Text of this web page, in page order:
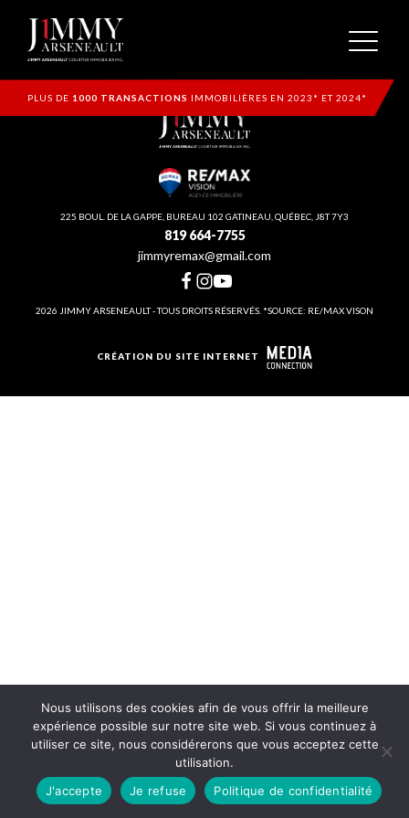
PLUS DE 1000 TRANSACTIONS IMMOBILIÈRES EN 2023* ET 2024*
225 BOUL. DE LA GAPPE, BUREAU 102 GATINEAU, QUÉBEC, J8T 7Y3
819 664-7755
jimmyremax@gmail.com
2026 JIMMY ARSENEAULT - TOUS DROITS RÉSERVÉS. *SOURCE: RE/MAX VISON
CRÉATION DU SITE INTERNET
Nous utilisons des cookies afin de vous offrir la meilleure
expérience possible sur notre site web. Si vous continuez à
utiliser ce site, nous considérerons que vous acceptez cette
utilisation.
J'accepte
Je refuse Politique de confidentialité